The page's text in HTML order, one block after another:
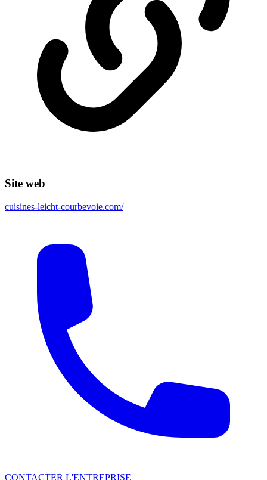
Site web
cuisines-leicht-courbevoie.com/
CONTACTER L'ENTREPRISE